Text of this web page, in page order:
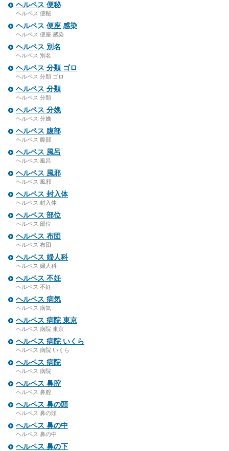
ヘルペス 便秘
ヘルペス 便秘
ヘルペス 便座 感染
ヘルペス 便座 感染
ヘルペス 別名
ヘルペス 別名
ヘルペス 分類 ゴロ
ヘルペス 分類 ゴロ
ヘルペス 分類
ヘルペス 分類
ヘルペス 分娩
ヘルペス 分娩
ヘルペス 腹部
ヘルペス 腹部
ヘルペス 風呂
ヘルペス 風呂
ヘルペス 風邪
ヘルペス 風邪
ヘルペス 封入体
ヘルペス 封入体
ヘルペス 部位
ヘルペス 部位
ヘルペス 布団
ヘルペス 布団
ヘルペス 婦人科
ヘルペス 婦人科
ヘルペス 不妊
ヘルペス 不妊
ヘルペス 病気
ヘルペス 病気
ヘルペス 病院 東京
ヘルペス 病院 東京
ヘルペス 病院 いくら
ヘルペス 病院 いくら
ヘルペス 病院
ヘルペス 病院
ヘルペス 鼻腔
ヘルペス 鼻腔
ヘルペス 鼻の頭
ヘルペス 鼻の頭
ヘルペス 鼻の中
ヘルペス 鼻の中
ヘルペス 鼻の下